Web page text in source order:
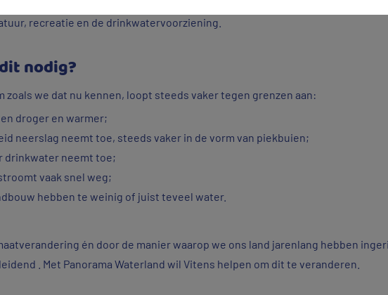
recreatie en de drinkwatervoorziening.
nodig?
zoals we dat nu kennen, loopt steeds vaker tegen grenzen aan:
droger en warmer;
neerslag neemt toe, steeds vaker in de vorm van piekbuien;
drinkwater neemt toe;
vaak snel weg;
hebben te weinig of juist teveel water.
én door de manier waarop we ons land jarenlang hebben
. Met Panorama Waterland wil Vitens helpen om dit te veranderen.